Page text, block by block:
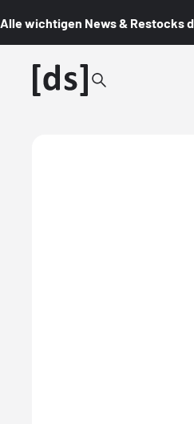
Alle wichtigen News & Restocks